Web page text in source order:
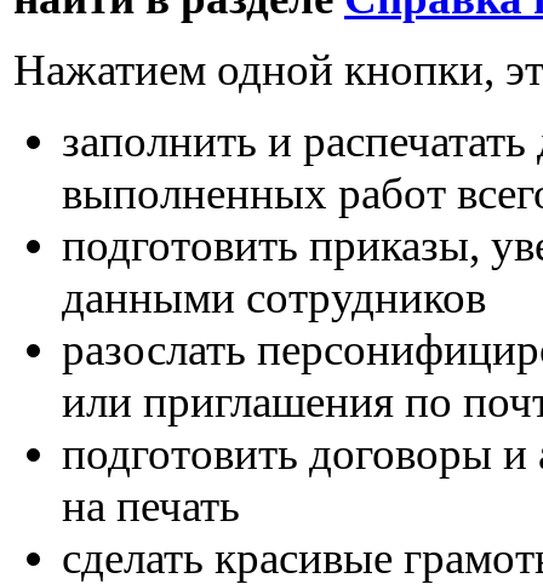
Нажатием одной кнопки,
заполнить и
выполненных работ
подготовить приказы,
данными сотрудников
разослать
или приглашения по
подготовить договоры
на печать
сделать красивые